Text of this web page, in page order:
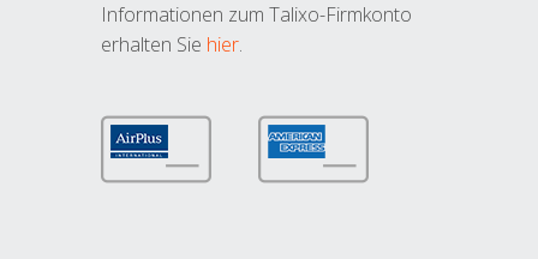
Informationen zum Talixo-Firmkonto
erhalten Sie hier.